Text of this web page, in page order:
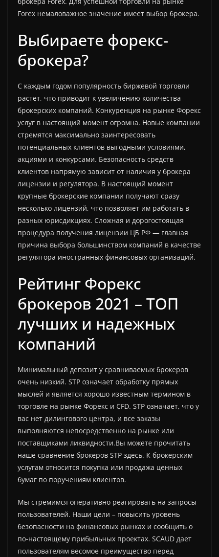
Forex немаловажное значение имеет выбор брокера.
Выбираете форекс-
брокера?
С каждым годом популярность биржевой торговли
растет, что приводит к увеличению количества
брокерских компаний. Конкуренция на рынке Форекс
услуг в настоящий момент огромна. Новые компании
стремятся максимально заинтересовать
потенциальных клиентов выгодными условиями,
акциями и конкурсами. Безопасность средств
клиентов напрямую зависит от наличия у брокера
лицензии и регулятора. В настоящий момент
крупные брокерские компании получают сразу
несколько лицензий, что позволяет им работать в
разных юрисдикциях. Сложная и дорогостоящая
процедура получения лицензии ЦБ РФ — главная
причина выбора большинством компаний в качестве
регулятора иностранных финансовых организаций.
Рейтинг Форекс
брокеров 2021 – ТОП
лучших и надежных
компаний
Минимальный депозит у сравниваемых брокеров
очень низкий. STP означает обработку прямых
мыслей и является хорошо известным термином в
торговле на рынке Форекс и CFD. STP означает, что у
вас нет дилингового центра, и все заказы
выполняются непосредственно на рынке или
поставщиками ликвидности.Вы можете прочитать
наше сравнение брокеров STP здесь. К брокерским
услугам относится покупка или продажа ценных
бумаг по поручениям клиентов.
Мы стремимся оперативно реагировать на запросы
пользователей. Наши цели – повысить уровень
безопасности на финансовых рынках и сообщить о
по-настоящему прибыльных проектах. SCAUD дает
пользователям весомое преимущество перед